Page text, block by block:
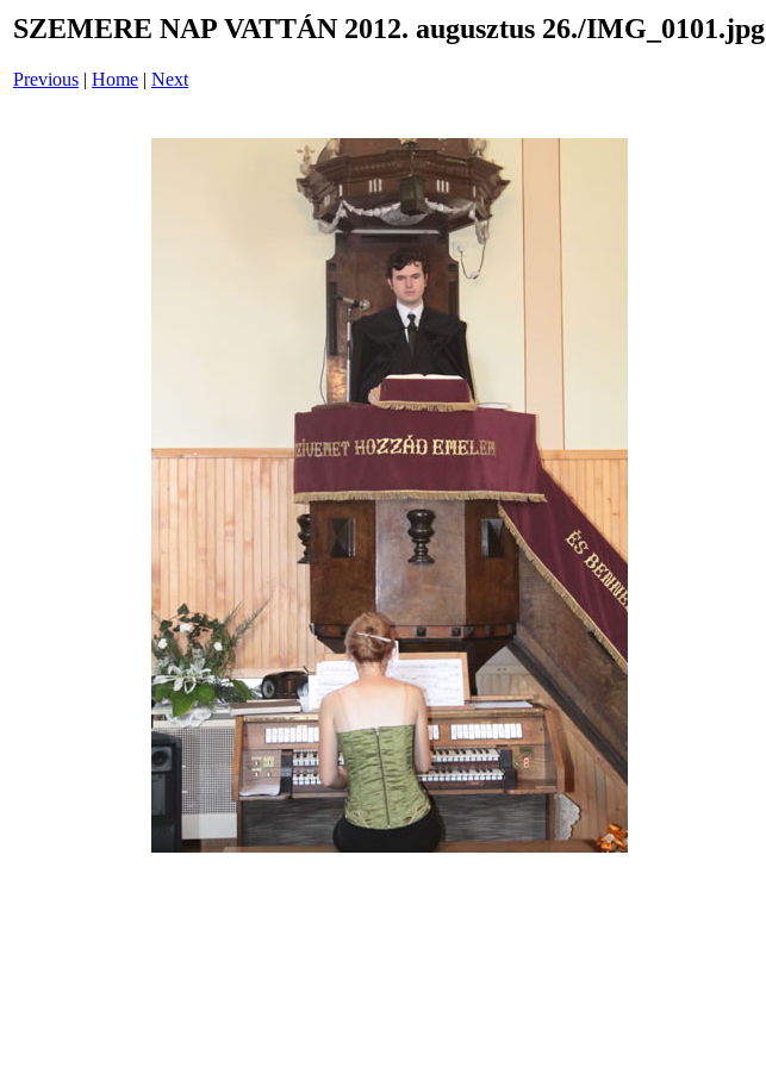
SZEMERE NAP VATTÁN 2012. augusztus 26./IMG_0101.jpg
Previous | Home | Next